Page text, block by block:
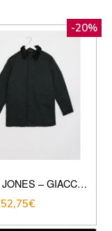
-20%
JACK & JONES – GIACCA IMPERMEABILE CON COLLETTO A CONTRASTO-NERO
52,75€